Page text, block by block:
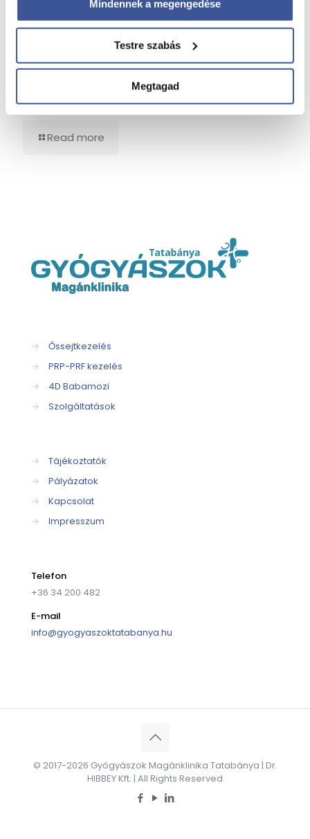
Mindennek a megengedése
Testre szabás
Megtagad
Szent-Györgyi Albert Orvosi Díj 2026
Read more
→
Őssejtkezelés
→
PRP-PRF kezelés
→
4D Babamozi
→
Szolgáltatások
→
Tájékoztatók
→
Pályázatok
→
Kapcsolat
→
Impresszum
Telefon
+36 34 200 482
E-mail
info@gyogyaszoktatabanya.hu
© 2017-2026 Gyógyászok Magánklinika Tatabánya | Dr.
HIBBEY Kft. | All Rights Reserved